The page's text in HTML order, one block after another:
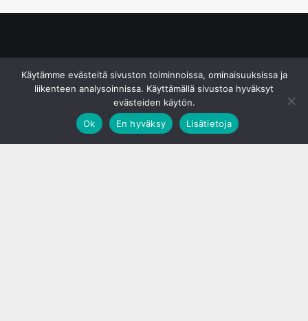
Käytämme evästeitä sivuston toiminnoissa, ominaisuuksissa ja
liikenteen analysoinnissa. Käyttämällä sivustoa hyväksyt
evästeiden käytön.
Ok
En hyväksy Lisätietoja